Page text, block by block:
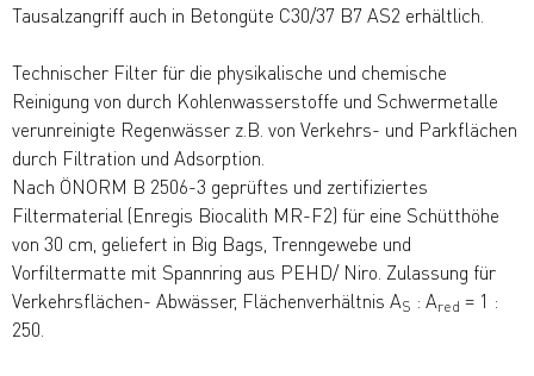
Tausalzangriff auch in Betongüte C30/37 B7 AS2 erhältlich.
Technischer Filter für die physikalische und chemische
Reinigung von durch Kohlenwasserstoffe und Schwermetalle
verunreinigte Regenwässer z.B. von Verkehrs- und Parkflächen
durch Filtration und Adsorption.
Nach ÖNORM B 2506-3 geprüftes und zertifiziertes
Filtermaterial (Enregis Biocalith MR-F2) für eine Schütthöhe
von 30 cm, geliefert in Big Bags, Trenngewebe und
Vorfiltermatte mit Spannring aus PEHD/ Niro. Zulassung für
Verkehrsflächen- Abwässer, Flächenverhältnis AS : Ared = 1 :
250.